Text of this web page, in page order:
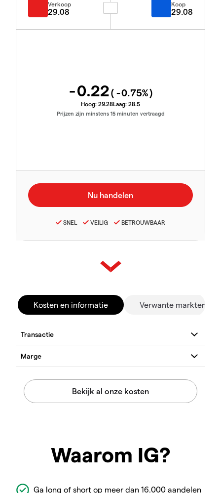
Verkoop
29.08
Koop
29.08
-0.22( -0.75%)
Hoog: 29.28Laag: 28.5
Prijzen zijn minstens 15 minuten vertraagd
SNEL VEILIG BETROUWBAAR
Kosten en informatie Verwante markten
Waarom IG?
Ga long of short op meer dan 16.000 aandelen